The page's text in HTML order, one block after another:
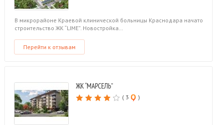
В микрорайоне Краевой клинической больницы Краснодара начато
строительство ЖК “LIME”. Новостройка…
Перейти к отзывам
ЖК “МАРСЕЛЬ”
( 3 )